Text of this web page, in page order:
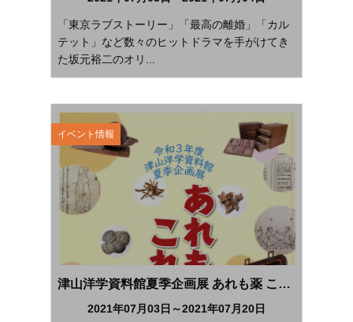
「東京ラブストーリー」「最高の離婚」「カル
テット」など数々のヒットドラマを手がけてき
た坂元裕二のオリ...
イベント情報
津山洋学資料館夏季企画展 あれも薬 これも薬
2021年07月03日～2021年07月20日